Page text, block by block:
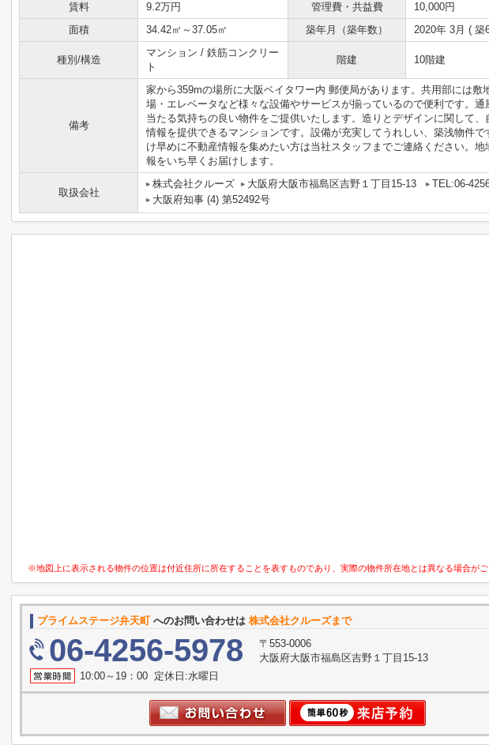
賃料 9.2万円 管理費・共益費
10,000円
面積
34.42㎡～37.05㎡ 築年月（築年数） 2020年 3月 ( 築
種別/構造
マンション / 鉄筋コンクリー
ト
階建 10階建
備考
家から359mの場所に大阪ベイタワー内 郵便局があります。共用部には敷
場・エレベータなど様々な設備やサービスが揃っているので便利です。通
当たる気持ちの良い物件をご提供いたします。造りとデザインに関して、
情報を提供できるマンションです。設備が充実してうれしい、築浅物件で
け早めに不動産情報を集めたい方は当社スタッフまでご連絡ください。地
報をいち早くお届けします。
取扱会社
株式会社クルーズ 大阪府大阪市福島区吉野１丁目15-13
TEL:06-
大阪府知事 (4) 第52492号
※地図上に表示される物件の位置は付近住所に所在することを表すものであり、実際の物件所在地とは異なる場合がご
プライムステージ弁天町へのお問い合わせは 株式会社クルーズまで
06-4256-5978
〒553-0006
大阪府大阪市福島区吉野１丁目15-13
10:00～19：00 定休日:水曜日